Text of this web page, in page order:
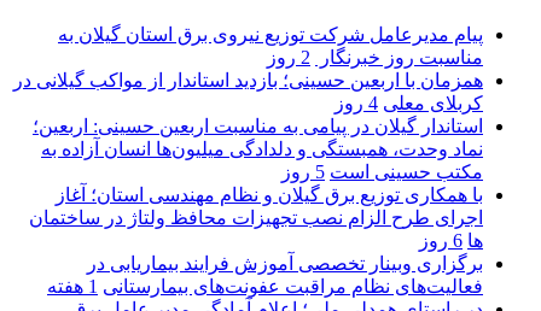
پیام مدیرعامل شركت توزیع نیروی برق استان گیلان به
مناسبت روز خبرنگار ‌
2 روز
همزمان با اربعین حسینی؛ بازدید استاندار از مواکب گیلانی در
کربلای معلی 4 روز
استاندار گیلان در پیامی به مناسبت اربعین حسینی: اربعین؛
نماد وحدت، همبستگی و دلدادگی میلیون‌ها انسان آزاده به
مکتب حسینی است 5 روز
با همکاری توزیع برق گیلان و نظام مهندسی استان؛ آغاز
اجرای طرح الزام نصب تجهیزات محافظ ولتاژ در ساختمان
ها 6 روز
برگزاری وبینار تخصصی آموزش فرایند بیماریابی در
فعالیت‌های نظام مراقبت عفونت‌های بیمارستانی 1 هفته